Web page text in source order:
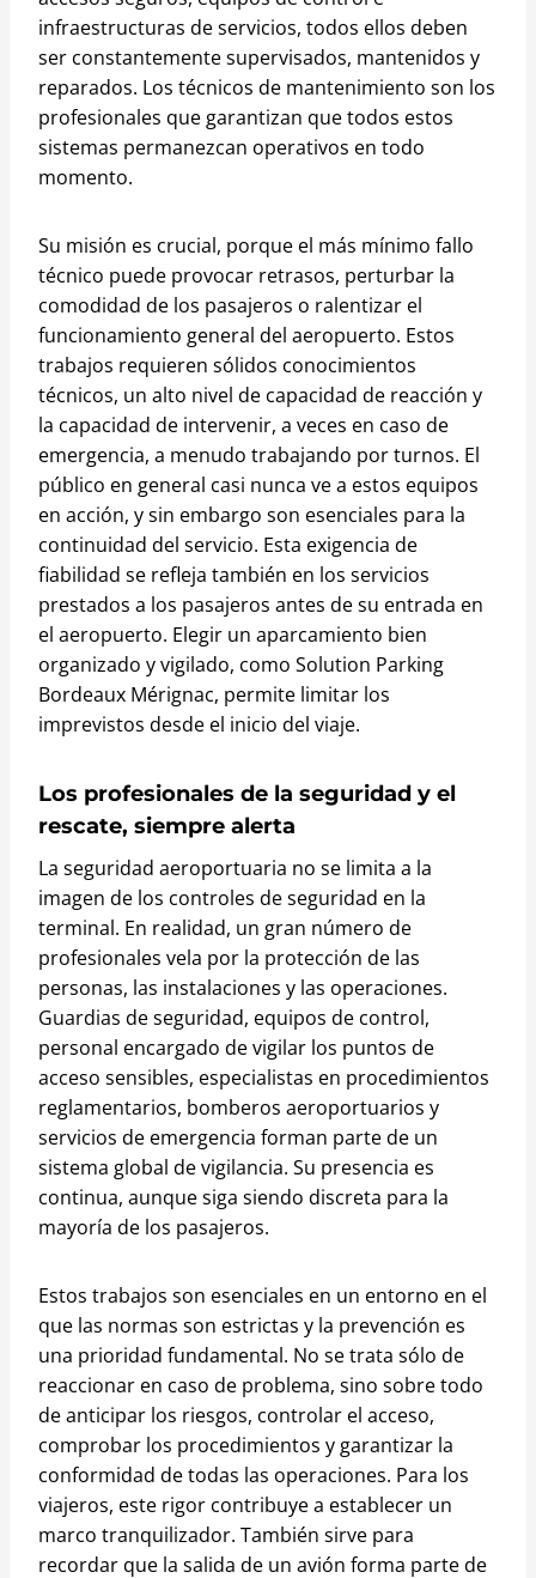
infraestructuras de servicios, todos ellos deben
ser constantemente supervisados, mantenidos y
reparados. Los técnicos de mantenimiento son los
profesionales que garantizan que todos estos
sistemas permanezcan operativos en todo
momento.
Su misión es crucial, porque el más mínimo fallo
técnico puede provocar retrasos, perturbar la
comodidad de los pasajeros o ralentizar el
funcionamiento general del aeropuerto. Estos
trabajos requieren sólidos conocimientos
técnicos, un alto nivel de capacidad de reacción y
la capacidad de intervenir, a veces en caso de
emergencia, a menudo trabajando por turnos. El
público en general casi nunca ve a estos equipos
en acción, y sin embargo son esenciales para la
continuidad del servicio. Esta exigencia de
fiabilidad se refleja también en los servicios
prestados a los pasajeros antes de su entrada en
el aeropuerto. Elegir un aparcamiento bien
organizado y vigilado, como Solution Parking
Bordeaux Mérignac, permite limitar los
imprevistos desde el inicio del viaje.
Los profesionales de la seguridad y el
rescate, siempre alerta
La seguridad aeroportuaria no se limita a la
imagen de los controles de seguridad en la
terminal. En realidad, un gran número de
profesionales vela por la protección de las
personas, las instalaciones y las operaciones.
Guardias de seguridad, equipos de control,
personal encargado de vigilar los puntos de
acceso sensibles, especialistas en procedimientos
reglamentarios, bomberos aeroportuarios y
servicios de emergencia forman parte de un
sistema global de vigilancia. Su presencia es
continua, aunque siga siendo discreta para la
mayoría de los pasajeros.
Estos trabajos son esenciales en un entorno en el
que las normas son estrictas y la prevención es
una prioridad fundamental. No se trata sólo de
reaccionar en caso de problema, sino sobre todo
de anticipar los riesgos, controlar el acceso,
comprobar los procedimientos y garantizar la
conformidad de todas las operaciones. Para los
viajeros, este rigor contribuye a establecer un
marco tranquilizador. También sirve para
recordar que la salida de un avión forma parte de